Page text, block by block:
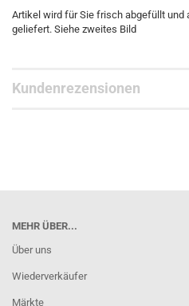
Artikel wird für Sie frisch abgefüllt und
geliefert. Siehe zweites Bild
Kundenrezensionen
MEHR ÜBER...
Über uns
Wiederverkäufer
Märkte